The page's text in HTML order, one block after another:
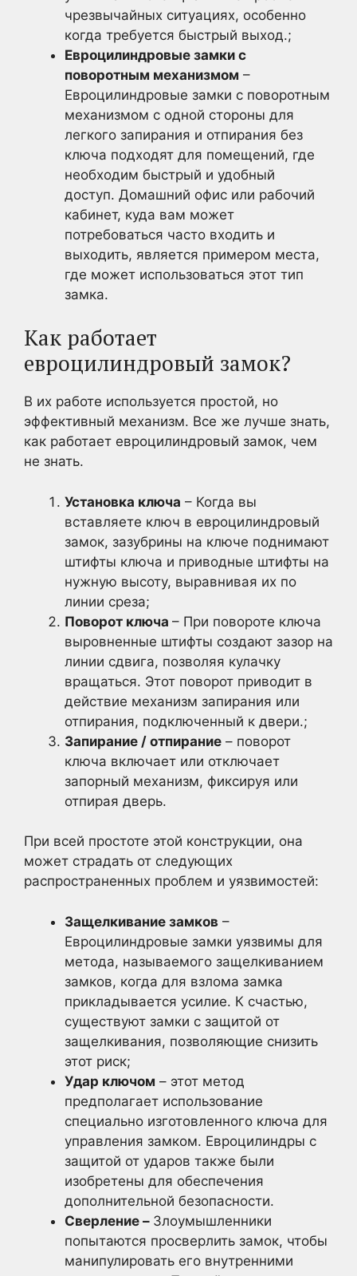
чрезвычайных ситуациях, особенно
когда требуется быстрый выход.;
Евроцилиндровые замки с
поворотным механизмом –
Евроцилиндровые замки с поворотным
механизмом с одной стороны для
легкого запирания и отпирания без
ключа подходят для помещений, где
необходим быстрый и удобный
доступ. Домашний офис или рабочий
кабинет, куда вам может
потребоваться часто входить и
выходить, является примером места,
где может использоваться этот тип
замка.
Как работает
евроцилиндровый замок?
В их работе используется простой, но
эффективный механизм. Все же лучше знать,
как работает евроцилиндровый замок, чем
не знать.
Установка ключа – Когда вы
вставляете ключ в евроцилиндровый
замок, зазубрины на ключе поднимают
штифты ключа и приводные штифты на
нужную высоту, выравнивая их по
линии среза;
Поворот ключа – При повороте ключа
выровненные штифты создают зазор на
линии сдвига, позволяя кулачку
вращаться. Этот поворот приводит в
действие механизм запирания или
отпирания, подключенный к двери.;
Запирание / отпирание – поворот
ключа включает или отключает
запорный механизм, фиксируя или
отпирая дверь.
При всей простоте этой конструкции, она
может страдать от следующих
распространенных проблем и уязвимостей:
Защелкивание замков –
Евроцилиндровые замки уязвимы для
метода, называемого защелкиванием
замков, когда для взлома замка
прикладывается усилие. К счастью,
существуют замки с защитой от
защелкивания, позволяющие снизить
этот риск;
Удар ключом – этот метод
предполагает использование
специально изготовленного ключа для
управления замком. Евроцилиндры с
защитой от ударов также были
изобретены для обеспечения
дополнительной безопасности.
Сверление – Злоумышленники
попытаются просверлить замок, чтобы
манипулировать его внутренними